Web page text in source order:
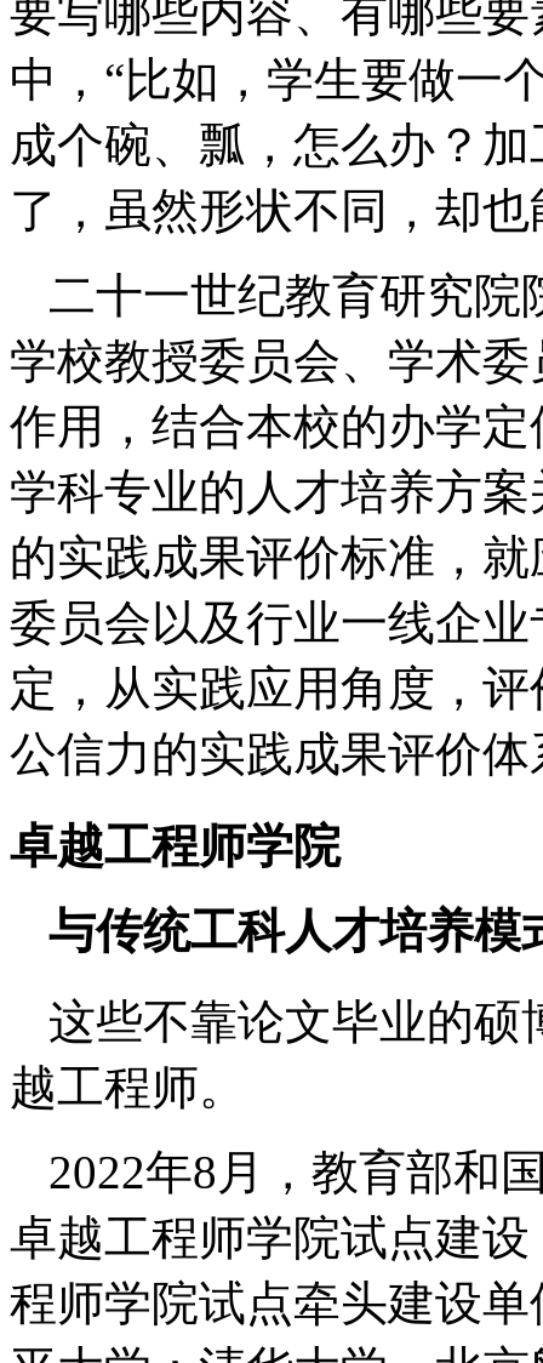
要写哪些内容、有哪些
中，“比如，学生要做一
成个碗、瓢，怎么办？
了，虽然形状不同，却
二十一世纪教育研究院
学校教授委员会、学术
作用，结合本校的办学
学科专业的人才培养方
的实践成果评价标准，
委员会以及行业一线企
定，从实践应用角度，
公信力的实践成果评价体
卓越工程师学院
与传统工科人才培养模
这些不靠论文毕业的硕
越工程师。
2022年8月，教育部和
卓越工程师学院试点建
程师学院试点牵头建设